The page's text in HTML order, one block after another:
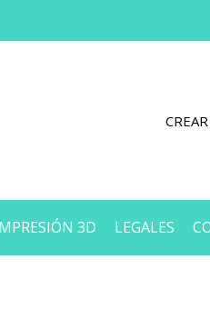
3D LEGALES